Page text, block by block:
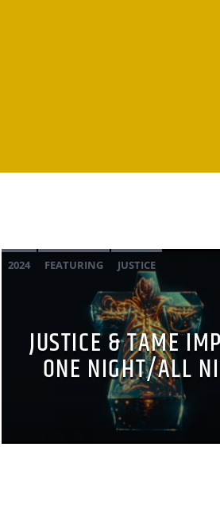
2024 FEATURING
JUSTICE
MAINSQUARE FESTIVAL 2024
TAME IMPALA
JUSTICE & TAME
ONE NIGHT/ALL